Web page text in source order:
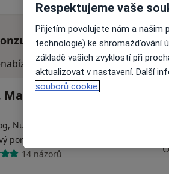
osobní návštěvy. Zkuste
Markéta Mužíková
Nutriční terapeut,
poradce
14 názorů
Respektujeme vaše
Přijetím povolujete nám a našim
technologie) ke shromažďování
základě vašich zvyklostí při
aktualizovat v nastavení. Další
souborů cookie.